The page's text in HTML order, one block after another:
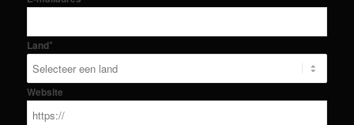
Land*
Website